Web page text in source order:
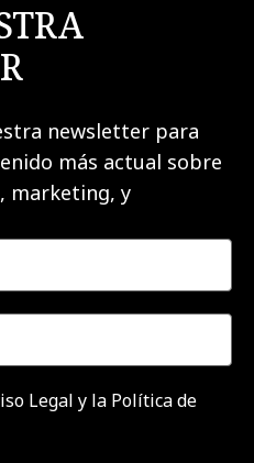
newsletter para
más actual sobre
marketing, y
Legal y la Política de